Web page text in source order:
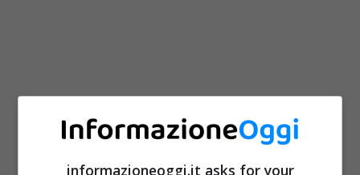
informazioneoggi.it asks for your